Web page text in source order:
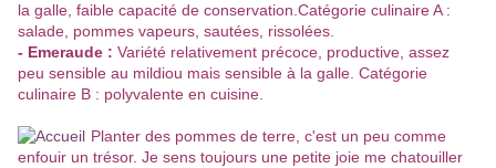
la galle, faible capacité de conservation.Catégorie culinaire A :
salade, pommes vapeurs, sautées, rissolées.
- Emeraude : Variété relativement précoce, productive, assez
peu sensible au mildiou mais sensible à la galle. Catégorie
culinaire B : polyvalente en cuisine.
Planter des pommes de terre, c'est un peu comme
enfouir un trésor. Je sens toujours une petite joie me chatouiller